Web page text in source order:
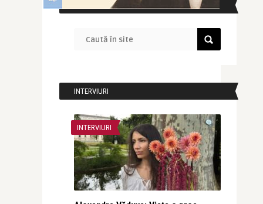
CAUTĂ ÎN SITE
INTERVIURI
INTERVIURI